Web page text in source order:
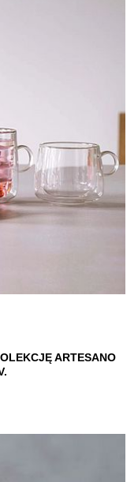
ARTESANO